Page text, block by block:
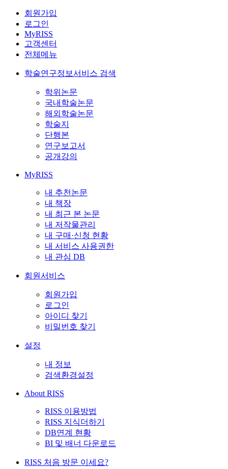
회원가입
로그인
MyRISS
고객센터
전체메뉴
학술연구정보서비스 검색
학위논문
국내학술논문
해외학술논문
학술지
단행본
연구보고서
공개강의
MyRISS
내 추천논문
내 책장
내 최근 본 논문
내 저작물관리
내 구매·신청 현황
내 서비스 사용권한
내 관심 DB
회원서비스
회원가입
로그인
아이디 찾기
비밀번호 찾기
설정
내 정보
검색환경설정
About RISS
RISS 이용방법
RISS 지식더하기
DB연계 현황
BI 및 배너 다운로드
RISS 처음 방문 이세요?